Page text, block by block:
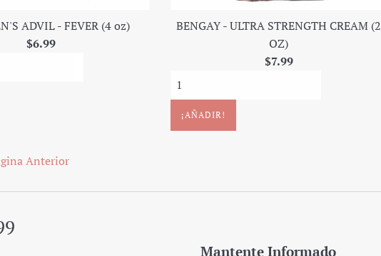
ADVIL - FEVER (4 oz)
Precio
$6.99
BENGAY - ULTRA STRENGTH CREAM (2
OZ)
Precio
$7.99
Anterior
Mantente Informado